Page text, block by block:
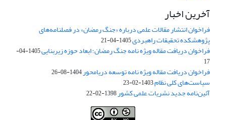
آخرین اخبار
فراخوان انتشار مقالات علمی درباره «جنگ رمضان» در فصلنامه‌های
پژوهشکده تحقیقات راهبردی1405-04-21
فراخوان دریافت مقاله ویژه نامه جنگ رمضان؛ ابعاد حوزه زیربنایی
1405-04-
17
فراخوان دریافت مقاله ویژه نامه توسعه دریامحور1404-08-26
سیاست‌های کلی نظام1403-02-23
آئین‌نامه جدید نشریات علمی کشور1398-02-22